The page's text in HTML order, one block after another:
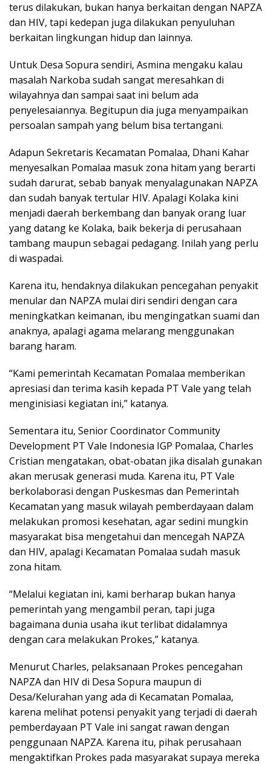
terus dilakukan, bukan hanya berkaitan dengan NAPZA
dan HIV, tapi kedepan juga dilakukan penyuluhan
berkaitan lingkungan hidup dan lainnya.
Untuk Desa Sopura sendiri, Asmina mengaku kalau
masalah Narkoba sudah sangat meresahkan di
wilayahnya dan sampai saat ini belum ada
penyelesaiannya. Begitupun dia juga menyampaikan
persoalan sampah yang belum bisa tertangani.
Adapun Sekretaris Kecamatan Pomalaa, Dhani Kahar
menyesalkan Pomalaa masuk zona hitam yang berarti
sudah darurat, sebab banyak menyalagunakan NAPZA
dan sudah banyak tertular HIV. Apalagi Kolaka kini
menjadi daerah berkembang dan banyak orang luar
yang datang ke Kolaka, baik bekerja di perusahaan
tambang maupun sebagai pedagang. Inilah yang perlu
di waspadai.
Karena itu, hendaknya dilakukan pencegahan penyakit
menular dan NAPZA mulai diri sendiri dengan cara
meningkatkan keimanan, ibu mengingatkan suami dan
anaknya, apalagi agama melarang menggunakan
barang haram.
“Kami pemerintah Kecamatan Pomalaa memberikan
apresiasi dan terima kasih kepada PT Vale yang telah
menginisiasi kegiatan ini,” katanya.
Sementara itu, Senior Coordinator Community
Development PT Vale Indonesia IGP Pomalaa, Charles
Cristian mengatakan, obat-obatan jika disalah gunakan
akan merusak generasi muda. Karena itu, PT Vale
berkolaborasi dengan Puskesmas dan Pemerintah
Kecamatan yang masuk wilayah pemberdayaan dalam
melakukan promosi kesehatan, agar sedini mungkin
masyarakat bisa mengetahui dan mencegah NAPZA
dan HIV, apalagi Kecamatan Pomalaa sudah masuk
zona hitam.
“Melalui kegiatan ini, kami berharap bukan hanya
pemerintah yang mengambil peran, tapi juga
bagaimana dunia usaha ikut terlibat didalamnya
dengan cara melakukan Prokes,” katanya.
Menurut Charles, pelaksanaan Prokes pencegahan
NAPZA dan HIV di Desa Sopura maupun di
Desa/Kelurahan yang ada di Kecamatan Pomalaa,
karena melihat potensi penyakit yang terjadi di daerah
pemberdayaan PT Vale ini sangat rawan dengan
penggunaan NAPZA. Karena itu, pihak perusahaan
mengaktifkan Prokes pada masyarakat supaya mereka